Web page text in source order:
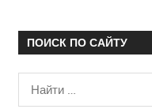
ПОИСК ПО САЙТУ